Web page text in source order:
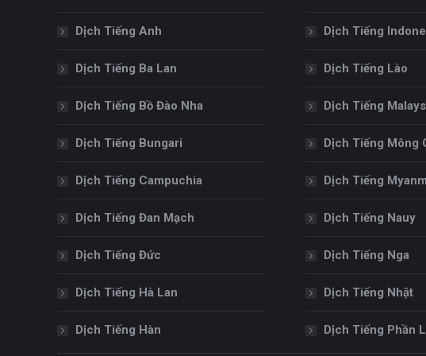
Dịch Tiếng Anh
Dịch Tiếng Ba Lan
Dịch Tiếng Bồ Đào Nha
Dịch Tiếng Bungari
Dịch Tiếng Campuchia
Dịch Tiếng Đan Mạch
Dịch Tiếng Đức
Dịch Tiếng Hà Lan
Dịch Tiếng Hàn
Dịch Tiếng
Dịch Tiếng Lào
Dịch Tiếng
Dịch Tiếng Mông
Dịch Tiếng
Dịch Tiếng Nauy
Dịch Tiếng Nga
Dịch Tiếng Nhật
Dịch Tiếng Phần